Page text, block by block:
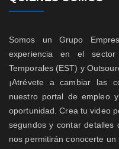
Somos un Grupo
experiencia en el
Temporales (EST) y
¡Atrévete a cambiar las
nuestro portal de empleo
oportunidad. Crea tu video
segundos y contar detalles
nos permitirán conocerte un